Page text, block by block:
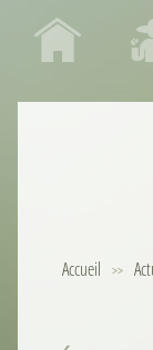
Accueil >>